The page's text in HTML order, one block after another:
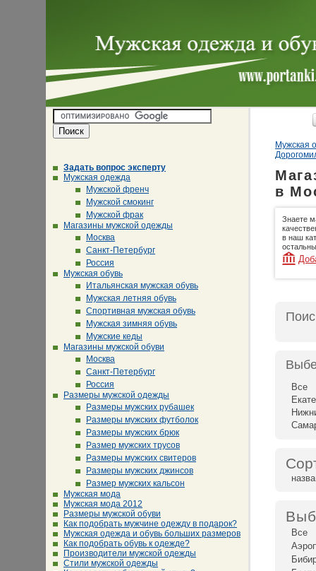
Задать вопрос эксперту
Мужская одежда
Мужской френч
Мужской смокинг
Мужской фрак
Магазины мужской одежды
Москва
Санкт-Петербург
Россия
Мужская обувь
Итальянская мужская обувь
Мужская летняя обувь
Спортивная мужская обувь
Мужская зимняя обувь
Мужские кеды
Магазины мужской обуви
Москва
Санкт-Петербург
Россия
Размеры мужской одежды
Размеры мужских рубашек
Размеры мужских футболок
Размеры мужских брюк
Размер мужских трусов
Размеры мужских свитеров
Размеры мужских джинсов
Размер мужских кальсон
Мужская мода
Мужская мода 2012
Размеры мужской обуви
Как подобрать мужчине одежду в подарок?
Мужская одежда и обувь больших размеров
Как подобрать обувь к одежде?
Производители мужской одежды
Стили мужской одежды
Мужская
в
Знаете
в наш
Все
Все